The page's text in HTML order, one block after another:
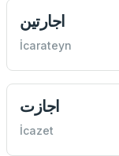
اجارتين
İcarateyn
اجازت
İcazet